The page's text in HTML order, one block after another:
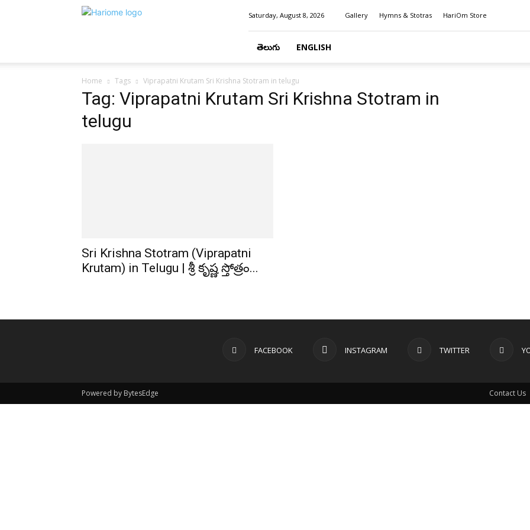
Hari
Saturday, August 8, 2026 Gallery Hymns & Stotras HariOm Store
తెలుగు ENGLISH
Home Tags Viprapatni Krutam Sri Krishna Stotram in telugu
Tag: Viprapatni Krutam Sri Krishna Stotram in
telugu
Sri Krishna Stotram (Viprapatni
Krutam) in Telugu | శ్రీ కృష్ణ స్తోత్రం...
FACEBOOK INSTAGRAM TWITTER
Contact Us
Powered by BytesEdge